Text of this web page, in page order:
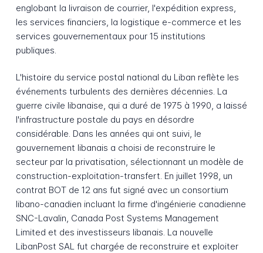
englobant la livraison de courrier, l'expédition express,
les services financiers, la logistique e-commerce et les
services gouvernementaux pour 15 institutions
publiques.
L'histoire du service postal national du Liban reflète les
événements turbulents des dernières décennies. La
guerre civile libanaise, qui a duré de 1975 à 1990, a laissé
l'infrastructure postale du pays en désordre
considérable. Dans les années qui ont suivi, le
gouvernement libanais a choisi de reconstruire le
secteur par la privatisation, sélectionnant un modèle de
construction-exploitation-transfert. En juillet 1998, un
contrat BOT de 12 ans fut signé avec un consortium
libano-canadien incluant la firme d'ingénierie canadienne
SNC-Lavalin, Canada Post Systems Management
Limited et des investisseurs libanais. La nouvelle
LibanPost SAL fut chargée de reconstruire et exploiter